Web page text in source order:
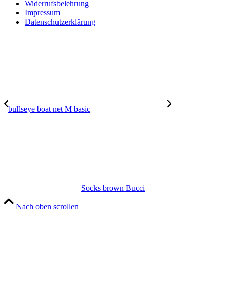
Widerrufsbelehrung
Impressum
Datenschutzerklärung
bullseye boat net M basic
Socks brown Bucci
Nach oben scrollen